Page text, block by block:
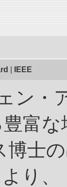
IEEE
ン・
富
博士
り